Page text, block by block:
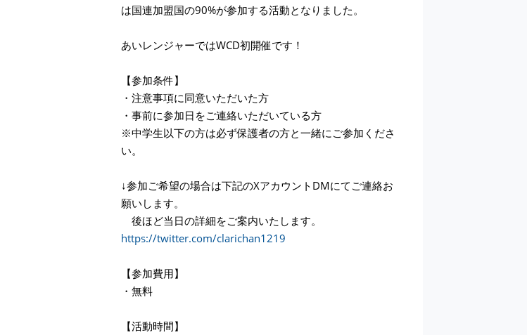
は国連加盟国の90%が参加する活動となりました。
あいレンジャーではWCD初開催です！
【参加条件】
・注意事項に同意いただいた方
・事前に参加日をご連絡いただいている方
※中学生以下の方は必ず保護者の方と一緒にご参加くださ
い。
↓参加ご希望の場合は下記のXアカウントDMにてご連絡お
願いします。
後ほど当日の詳細をご案内いたします。
https://twitter.com/clarichan1219
【参加費用】
・無料
【活動時間】